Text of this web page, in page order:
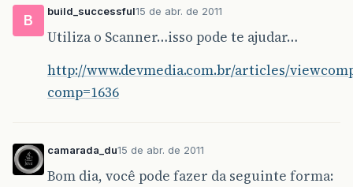
B
build_successful15 de abr. de 2011
Utiliza o Scanner…isso pode te ajudar…
http://www.devmedia.com.br/articles/
comp=1636
camarada_du15 de abr. de 2011
Bom dia, você pode fazer da seguinte forma: